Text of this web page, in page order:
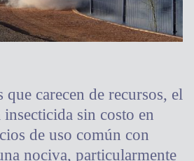
que carecen de recursos, el
sin costo en
de uso común con
nociva, particularmente